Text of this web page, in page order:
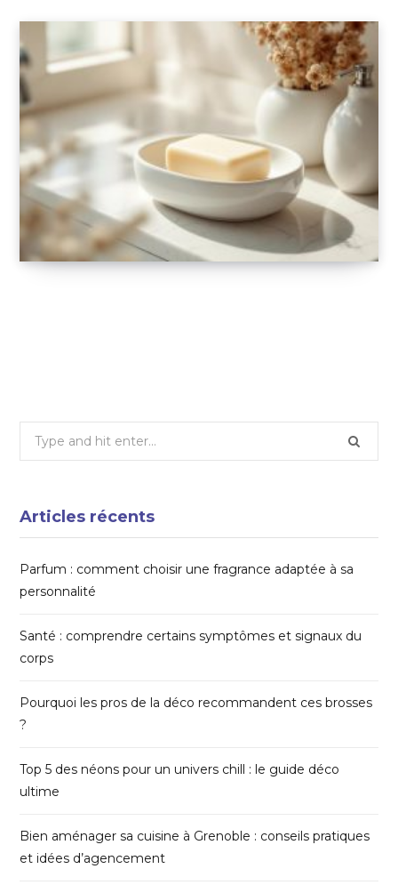
Search
Articles récents
Parfum : comment choisir une fragrance adaptée à sa
personnalité
Santé : comprendre certains symptômes et signaux du
corps
Pourquoi les pros de la déco recommandent ces brosses
?
Top 5 des néons pour un univers chill : le guide déco
ultime
Bien aménager sa cuisine à Grenoble : conseils pratiques
et idées d’agencement